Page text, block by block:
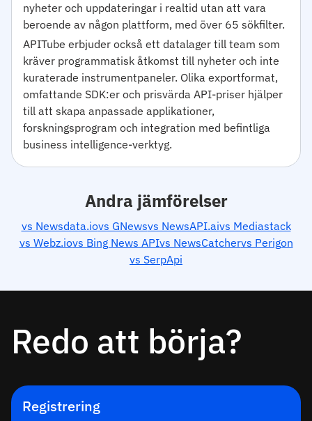
nyheter och uppdateringar i realtid utan att vara
beroende av någon plattform, med över 65 sökfilter.
APITube erbjuder också ett datalager till team som
kräver programmatisk åtkomst till nyheter och inte
kuraterade instrumentpaneler. Olika exportformat,
omfattande SDK:er och prisvärda API-priser hjälper
till att skapa anpassade applikationer,
forskningsprogram och integration med befintliga
business intelligence-verktyg.
Andra jämförelser
vs Newsdata.iovs GNewsvs NewsAPI.aivs Mediastack
vs Webz.iovs Bing News APIvs NewsCatchervs Perigon
vs SerpApi
Redo att börja?
Registrering